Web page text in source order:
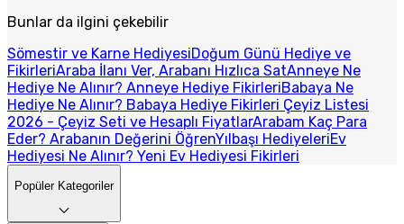
Bunlar da ilgini çekebilir
Sömestir ve Karne HediyesiDoğum Günü Hediye ve
FikirleriAraba İlanı Ver, Arabanı Hızlıca SatAnneye Ne
Hediye Ne Alınır? Anneye Hediye FikirleriBabaya Ne
Hediye Ne Alınır? Babaya Hediye Fikirleri Çeyiz Listesi
2026 - Çeyiz Seti ve Hesaplı FiyatlarArabam Kaç Para
Eder? Arabanın Değerini ÖğrenYılbaşı HediyeleriEv
Hediyesi Ne Alınır? Yeni Ev Hediyesi Fikirleri
Popüler Kategoriler